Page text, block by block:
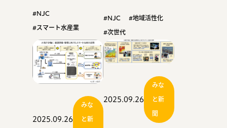
年上回る２２３
社が出展
#NJC
#スマート水産業
浜で「さかな文
化祭」盛況
#NJC
#地域活性化
#次世代
2025.09.26
みな
と新
2025.09.26
みな
と新
聞